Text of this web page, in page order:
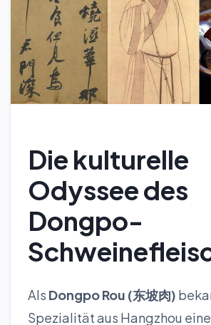
Die kulturelle
Odyssee des
Dongpo-
Als Dongpo Rou (东坡肉)
Spezialität aus Hangzhou